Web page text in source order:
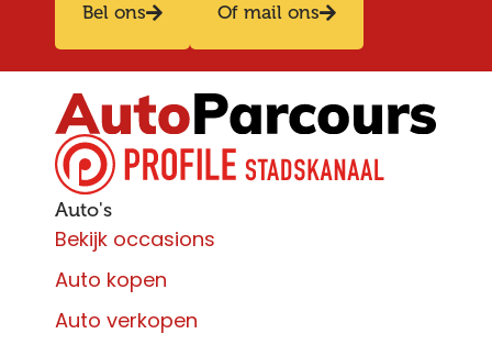
Bel ons Of mail ons
Auto's
Bekijk occasions
Auto kopen
Auto verkopen